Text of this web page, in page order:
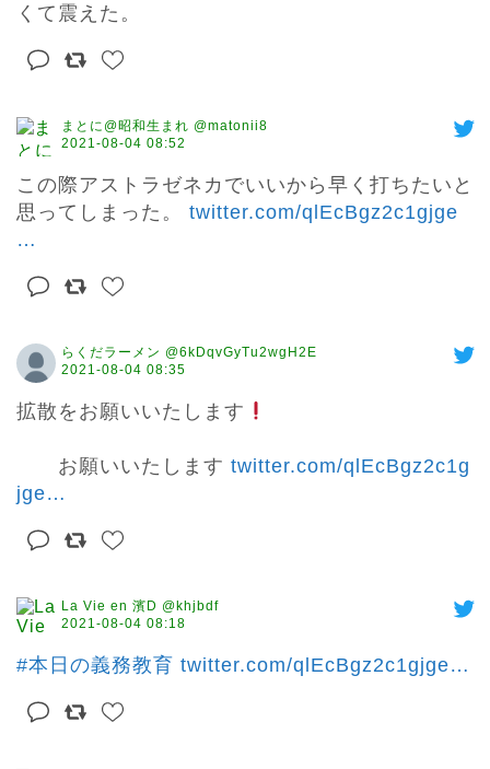
くて震えた。
まとに@昭和生まれ @matonii8
2021-08-04 08:52
この際アストラゼネカでいいから早く打ちたいと
思ってしまった。 twitter.com/qlEcBgz2c1gjge
…
らくだラーメン @6kDqvGyTu2wgH2E
2021-08-04 08:35
拡散をお願いいたします
お願いいたします twitter.com/qlEcBgz2c1g
jge…
La Vie en 濱D @khjbdf
2021-08-04 08:18
#本日の義務教育 twitter.com/qlEcBgz2c1gjge…